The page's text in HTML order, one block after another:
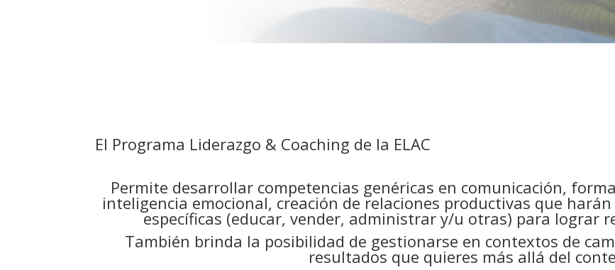
El Programa Liderazgo & Coaching de la ELAC
Permite desarrollar competencias genéricas en comunicación,
inteligencia emocional, creación de relaciones productivas que
específicas (educar, vender, administrar y/u otras) para lograr
También brinda la posibilidad de gestionarse en contextos de
resultados que quieres más allá del